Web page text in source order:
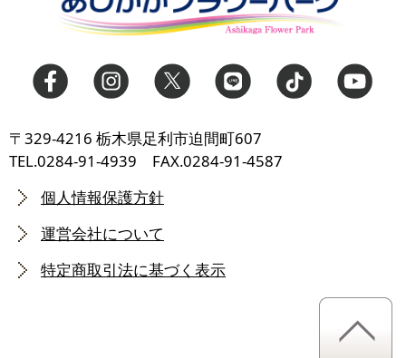
〒329-4216 栃木県足利市迫間町607
TEL.0284-91-4939 FAX.0284-91-4587
個人情報保護方針
運営会社について
特定商取引法に基づく表示